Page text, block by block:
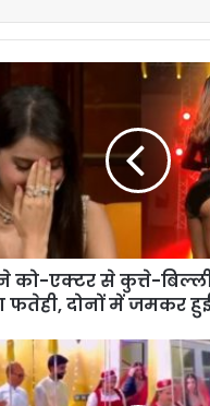
एक्टर से कुत्ते-बिल्ली
फतेही, दोनों में जमकर हुई